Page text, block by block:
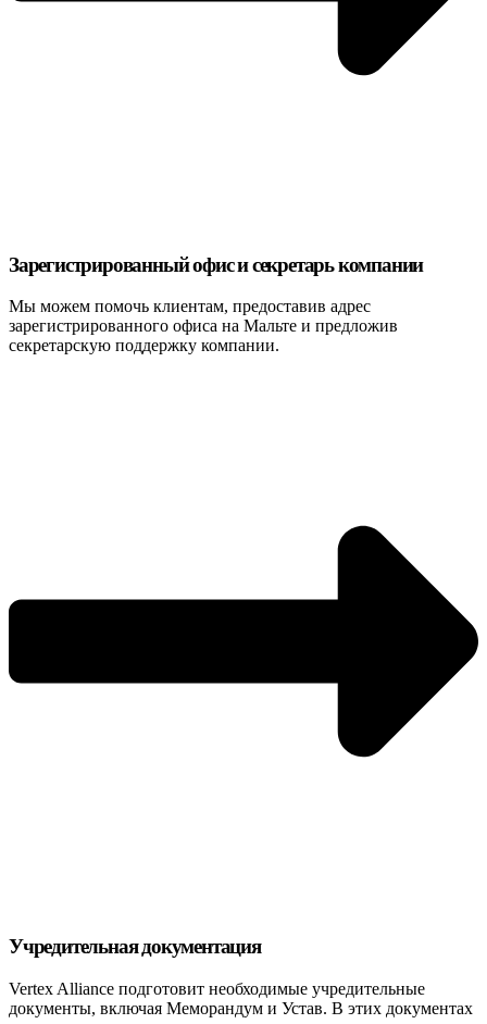
Зарегистрированный офис и секретарь компании
Мы можем помочь клиентам, предоставив адрес
зарегистрированного офиса на Мальте и предложив
секретарскую поддержку компании.
Учредительная документация
Vertex Alliance подготовит необходимые учредительные
документы, включая Меморандум и Устав. В этих документах